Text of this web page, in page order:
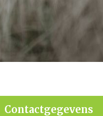
Contactgegevens